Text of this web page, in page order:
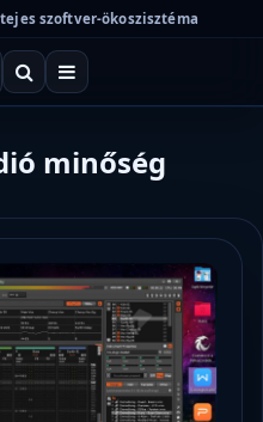
szoftver-ökoszisztéma
minőség